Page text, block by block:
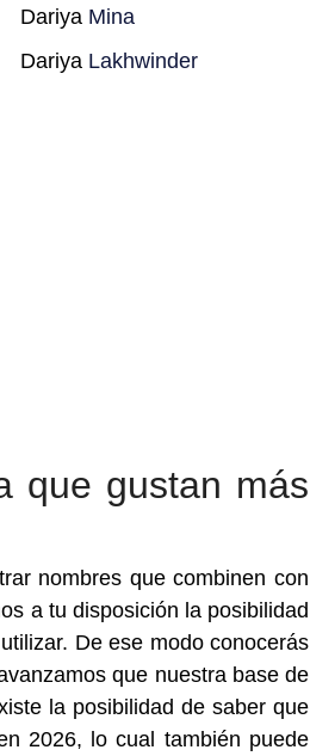
Dariya Mina
Dariya Lakhwinder
que gustan más
nombres que combinen con
a tu disposición la posibilidad
De ese modo conocerás
que nuestra base de
la posibilidad de saber que
2026, lo cual también puede